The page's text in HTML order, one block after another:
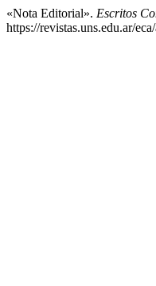
«Nota Editorial». Escritos
https://revistas.uns.edu.ar/